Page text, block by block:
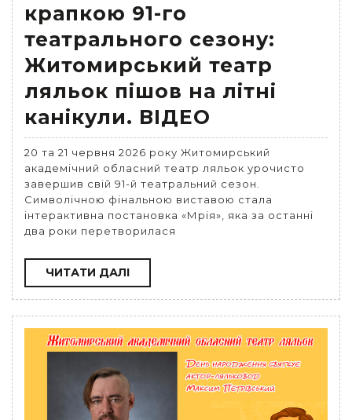
крапкою 91-го
театрального сезону:
Житомирський театр
ляльок пішов на літні
канікули. ВІДЕО
20 та 21 червня 2026 року Житомирський
академічний обласний театр ляльок урочисто
завершив свій 91-й театральний сезон.
Символічною фінальною виставою стала
інтерактивна постановка «Мрія», яка за останні
два роки перетворилася
ЧИТАТИ ДАЛІЧИТАТИ
ДАЛІ